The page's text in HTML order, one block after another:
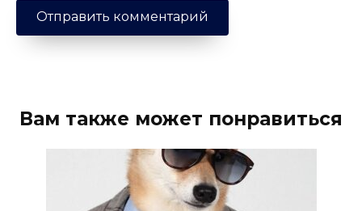
Вам также может понравиться